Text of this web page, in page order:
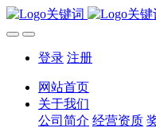
登录 注册
网站首页
关于我们
公司简介 经营资质